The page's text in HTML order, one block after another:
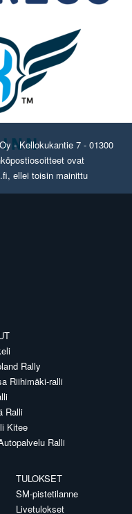
- Kellokukantie 7 - 01300
ovat
ellei toisin mainittu
Rally
Riihimäki-ralli
Ralli
Kitee
Ralli
TULOKSET
SM-pistetilanne
Livetulokset